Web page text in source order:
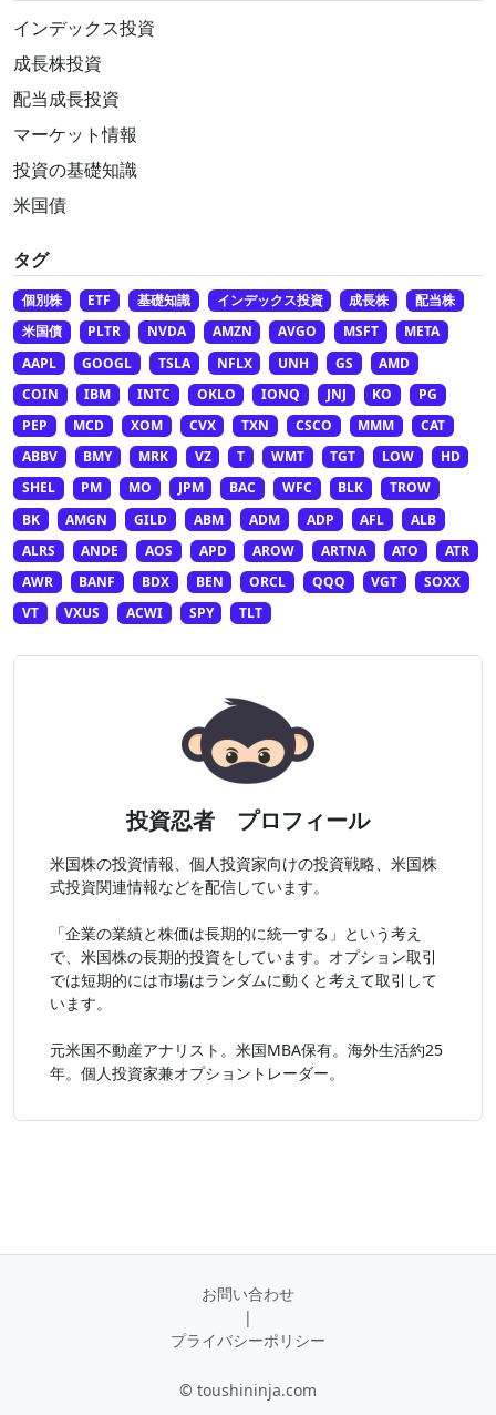
インデックス投資
成長株投資
配当成長投資
マーケット情報
投資の基礎知識
米国債
タグ
個別株 ETF 基礎知識 インデックス投資 成長株
配当株
米国債
PLTR NVDA AMZN AVGO MSFT
META
AAPL
GOOGL TSLA NFLX UNH GS
AMD
COIN
IBM INTC OKLO IONQ JNJ KO
PG
PEP
MCD XOM CVX TXN CSCO MMM
CAT
ABBV
BMY MRK VZ T WMT TGT LOW
HD
SHEL
PM MO JPM BAC WFC BLK
TROW
BK
AMGN GILD ABM ADM ADP AFL
ALB
ALRS
ANDE AOS APD AROW ARTNA ATO
ATR
AWR
BANF BDX BEN ORCL QQQ VGT
SOXX
VT
VXUS ACWI SPY TLT
投資忍者 プロフィール
米国株の投資情報、個人投資家向けの投資戦略、米国株
式投資関連情報などを配信しています。
「企業の業績と株価は長期的に統一する」という考え
で、米国株の長期的投資をしています。オプション取引
では短期的には市場はランダムに動くと考えて取引して
います。
元米国不動産アナリスト。米国MBA保有。海外生活約25
年。個人投資家兼オプショントレーダー。
お問い合わせ
|
プライバシーポリシー
© toushininja.com